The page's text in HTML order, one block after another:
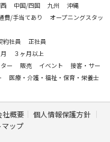
中国/四国 九州
沖縄
費/手当てあり
オープニングスタッ
約社員
正社員
３ヶ月以上
ー 販売 イベント
接客・サー
医療・介護・福祉・保育・栄養士
社概要
個人情報保護方針
ップ